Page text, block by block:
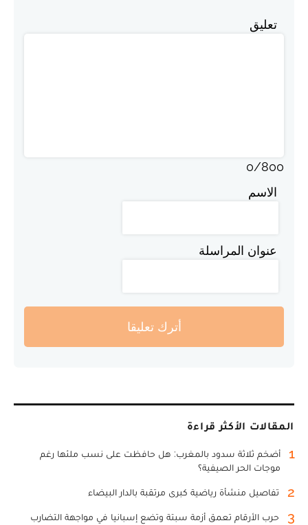
تعليق
0/800
الاسم
عنوان المراسلة
أترك تعليقا
المقالات الأكثر قراءة
1
أضخم ثلاثة سدود بالمغرب: هل حافظت على نسب ملئها رغم
موجات الحر الصيفية؟
2 تفاصيل منشأة رياضية كبرى مرتقبة بالدار البيضاء
3
حرب الأرقام تعمق أزمة سبتة وتضع إسبانيا في مواجهة التضارب